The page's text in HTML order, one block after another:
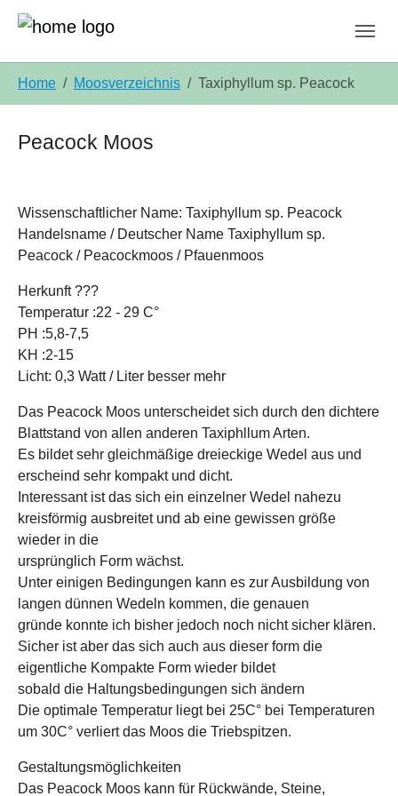
Home Moosverzeichnis Taxiphyllum sp. Peacock
Peacock Moos
Wissenschaftlicher Name: Taxiphyllum sp. Peacock
Handelsname / Deutscher Name Taxiphyllum sp.
Peacock / Peacockmoos / Pfauenmoos
Herkunft ???
Temperatur :22 - 29 C°
PH :5,8-7,5
KH :2-15
Licht: 0,3 Watt / Liter besser mehr
Das Peacock Moos unterscheidet sich durch den dichtere
Blattstand von allen anderen Taxiphllum Arten.
Es bildet sehr gleichmäßige dreieckige Wedel aus und
erscheind sehr kompakt und dicht.
Interessant ist das sich ein einzelner Wedel nahezu
kreisförmig ausbreitet und ab eine gewissen größe
wieder in die
ursprünglich Form wächst.
Unter einigen Bedingungen kann es zur Ausbildung von
langen dünnen Wedeln kommen, die genauen
gründe konnte ich bisher jedoch noch nicht sicher klären.
Sicher ist aber das sich auch aus dieser form die
eigentliche Kompakte Form wieder bildet
sobald die Haltungsbedingungen sich ändern
Die optimale Temperatur liegt bei 25C° bei Temperaturen
um 30C° verliert das Moos die Triebspitzen.
Gestaltungsmöglichkeiten
Das Peacock Moos kann für Rückwände, Steine,